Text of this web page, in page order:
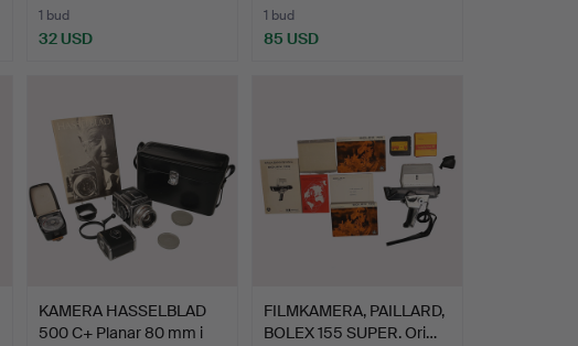
1 bud
32 USD
1 bud
85 USD
KAMERA HASSELBLAD
500 C+ Planar 80 mm i
FILMKAMERA, PAILLARD,
BOLEX 155 SUPER. Ori…